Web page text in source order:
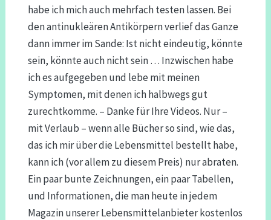
habe ich mich auch mehrfach testen lassen. Bei
den antinukleären Antikörpern verlief das Ganze
dann immer im Sande: Ist nicht eindeutig, könnte
sein, könnte auch nicht sein … Inzwischen habe
ich es aufgegeben und lebe mit meinen
Symptomen, mit denen ich halbwegs gut
zurechtkomme. – Danke für Ihre Videos. Nur –
mit Verlaub – wenn alle Bücher so sind, wie das,
das ich mir über die Lebensmittel bestellt habe,
kann ich (vor allem zu diesem Preis) nur abraten.
Ein paar bunte Zeichnungen, ein paar Tabellen,
und Informationen, die man heute in jedem
Magazin unserer Lebensmittelanbieter kostenlos